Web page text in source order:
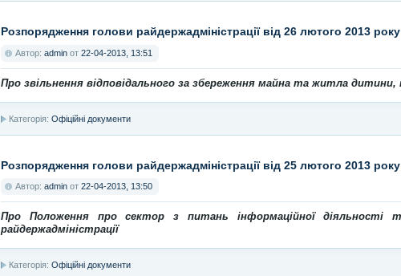
Розпорядження голови райдержадміністрації від 26 лютого 2013
Автор: admin от 22-04-2013, 13:51
Про звільнення відповідального за збереження майна та житла дитини,
Категорія: Офіційні документи
Розпорядження голови райдержадміністрації від 25 лютого 2013
Автор: admin от 22-04-2013, 13:50
Про Положення про сектор з питань інформаційної діяльності
райдержадміністрації
Категорія: Офіційні документи